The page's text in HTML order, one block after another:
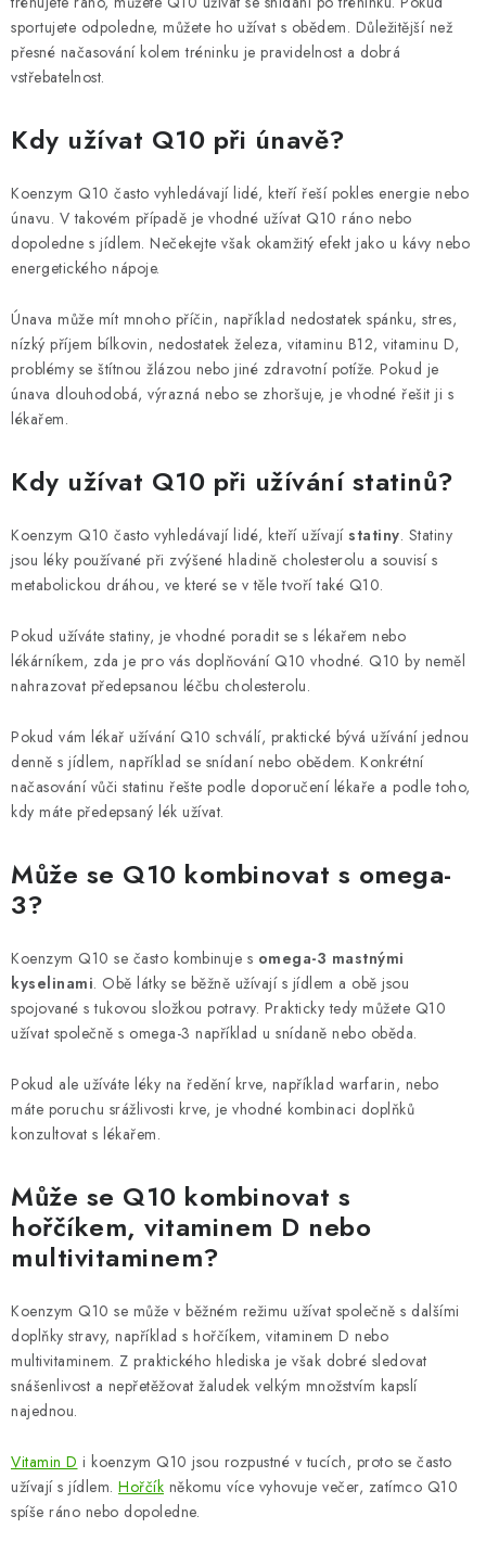
sportujete odpoledne, můžete ho užívat s obědem. Důležitější než
přesné načasování kolem tréninku je pravidelnost a dobrá
vstřebatelnost.
Kdy užívat Q10 při únavě?
Koenzym Q10 často vyhledávají lidé, kteří řeší pokles energie nebo
únavu. V takovém případě je vhodné užívat Q10 ráno nebo
dopoledne s jídlem. Nečekejte však okamžitý efekt jako u kávy nebo
energetického nápoje.
Únava může mít mnoho příčin, například nedostatek spánku, stres,
nízký příjem bílkovin, nedostatek železa, vitaminu B12, vitaminu D,
problémy se štítnou žlázou nebo jiné zdravotní potíže. Pokud je
únava dlouhodobá, výrazná nebo se zhoršuje, je vhodné řešit ji s
lékařem.
Kdy užívat Q10 při užívání statinů?
Koenzym Q10 často vyhledávají lidé, kteří užívají statiny. Statiny
jsou léky používané při zvýšené hladině cholesterolu a souvisí s
metabolickou dráhou, ve které se v těle tvoří také Q10.
Pokud užíváte statiny, je vhodné poradit se s lékařem nebo
lékárníkem, zda je pro vás doplňování Q10 vhodné. Q10 by neměl
nahrazovat předepsanou léčbu cholesterolu.
Pokud vám lékař užívání Q10 schválí, praktické bývá užívání jednou
denně s jídlem, například se snídaní nebo obědem. Konkrétní
načasování vůči statinu řešte podle doporučení lékaře a podle toho,
kdy máte předepsaný lék užívat.
Může se Q10 kombinovat s omega-
3?
Koenzym Q10 se často kombinuje s omega-3 mastnými
kyselinami. Obě látky se běžně užívají s jídlem a obě jsou
spojované s tukovou složkou potravy. Prakticky tedy můžete Q10
užívat společně s omega-3 například u snídaně nebo oběda.
Pokud ale užíváte léky na ředění krve, například warfarin, nebo
máte poruchu srážlivosti krve, je vhodné kombinaci doplňků
konzultovat s lékařem.
Může se Q10 kombinovat s
hořčíkem, vitaminem D nebo
multivitaminem?
Koenzym Q10 se může v běžném režimu užívat společně s dalšími
doplňky stravy, například s hořčíkem, vitaminem D nebo
multivitaminem. Z praktického hlediska je však dobré sledovat
snášenlivost a nepřetěžovat žaludek velkým množstvím kapslí
najednou.
Vitamin D i koenzym Q10 jsou rozpustné v tucích, proto se často
užívají s jídlem. Hořčík někomu více vyhovuje večer, zatímco Q10
spíše ráno nebo dopoledne.